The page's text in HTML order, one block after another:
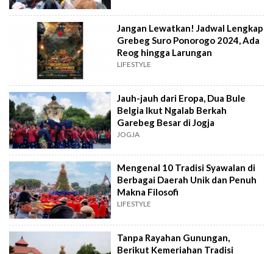
Jangan Lewatkan! Jadwal Lengkap
Grebeg Suro Ponorogo 2024, Ada
Reog hingga Larungan
LIFESTYLE
Jauh-jauh dari Eropa, Dua Bule
Belgia Ikut Ngalab Berkah
Garebeg Besar di Jogja
JOGJA
Mengenal 10 Tradisi Syawalan di
Berbagai Daerah Unik dan Penuh
Makna Filosofi
LIFESTYLE
Tanpa Rayahan Gunungan,
Berikut Kemeriahan Tradisi